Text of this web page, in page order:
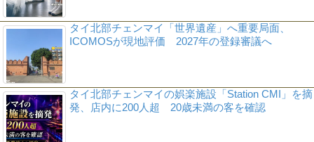
タイ北部チェンマイ「世界遺産」へ重要局面、
ICOMOSが現地評価 2027年の登録審議へ
タイ北部チェンマイの娯楽施設「Station CMI」を摘
発、店内に200人超 20歳未満の客を確認